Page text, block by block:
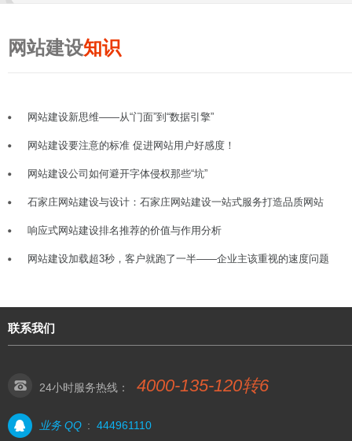
网站建设知识
网站建设新思维——从“门面”到“数据引擎”
网站建设要注意的标准 促进网站用户好感度！
网站建设公司如何避开字体侵权那些“坑”
石家庄网站建设与设计：石家庄网站建设一站式服务打造品质网站
响应式网站建设排名推荐的价值与作用分析
网站建设加载超3秒，客户就跑了一半——企业主该重视的速度问题
联系我们
24小时服务热线： 4000-135-120转6
业务 QQ : 444961110